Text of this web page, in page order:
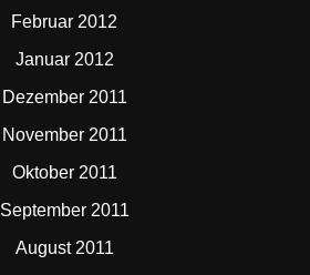
Februar 2012
Januar 2012
Dezember 2011
November 2011
Oktober 2011
September 2011
August 2011